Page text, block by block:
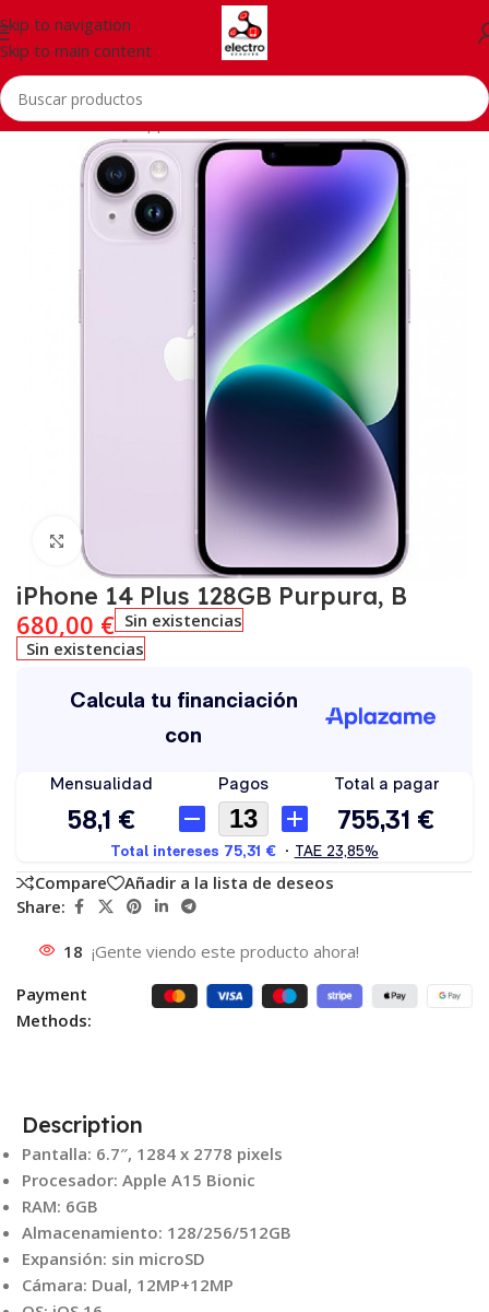
Skip to navigation
Skip to main content
Inicio/Telefonía/Apple iPhone
Click to enlarge
iPhone 14 Plus 128GB Purpura, B
680,00 € Sin existencias
Sin existencias
Compare
Añadir a la lista de deseos
Share:
18 ¡Gente viendo este producto ahora!
Payment
Methods:
Description
Pantalla: 6.7″, 1284 x 2778 pixels
Procesador: Apple A15 Bionic
RAM: 6GB
Almacenamiento: 128/256/512GB
Expansión: sin microSD
Cámara: Dual, 12MP+12MP